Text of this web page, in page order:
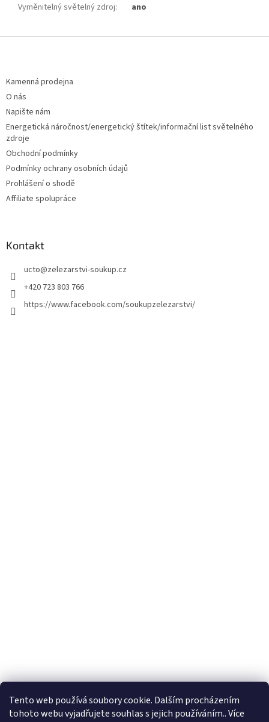
Tento web používá soubory cookie. Dalším procházením
tohoto webu vyjadřujete souhlas s jejich používáním.. Více
Vyměnitelný světelný zdroj: ano
Kamenná prodejna
O nás
Napište nám
Energetická náročnost/energetický štítek/informační list světelného
zdroje
Obchodní podmínky
Podmínky ochrany osobních údajů
Prohlášení o shodě
Affiliate spolupráce
Kontakt
ucto@zelezarstvi-soukup.cz
+420 723 803 766
https://www.facebook.com/soukupzelezarstvi/